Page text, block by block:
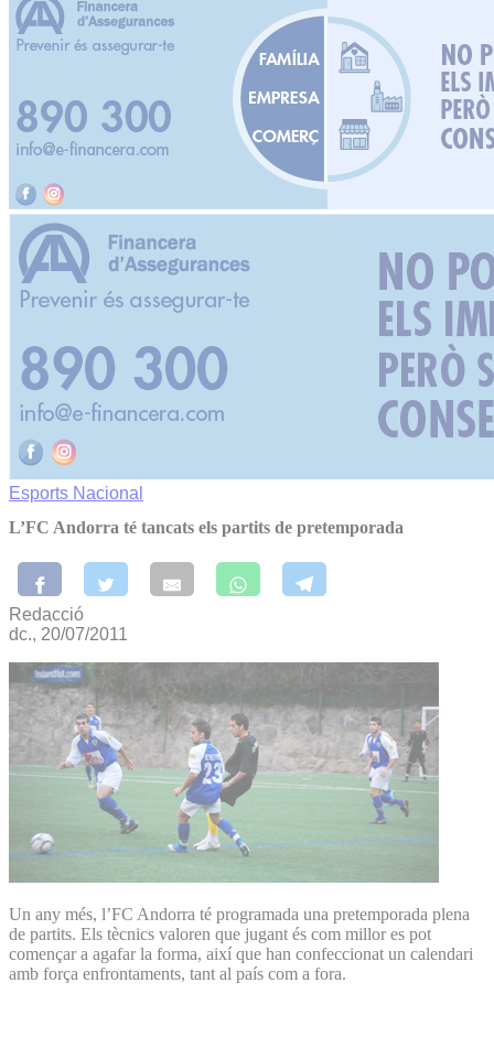
Esports Nacional
L’FC Andorra té tancats els partits de pretemporada
Redacció
dc., 20/07/2011
Un any més, l’FC Andorra té programada una pretemporada plena
de partits. Els tècnics valoren que jugant és com millor es pot
començar a agafar la forma, així que han confeccionat un calendari
amb força enfrontaments, tant al país com a fora.